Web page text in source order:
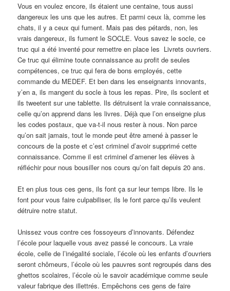
Vous en voulez encore, ils étaient une centaine, tous aussi
dangereux les uns que les autres. Et parmi ceux là, comme les
chats, il y a ceux qui fument. Mais pas des pétards, non, les
vrais dangereux, ils fument le SOCLE. Vous savez le socle, ce
truc qui a été inventé pour remettre en place les Livrets ouvriers.
Ce truc qui élimine toute connaissance au profit de seules
compétences, ce truc qui fera de bons employés, cette
commande du MEDEF. Et ben dans les enseignants innovants,
y’en a, ils mangent du socle à tous les repas. Pire, ils soclent et
ils tweetent sur une tablette. Ils détruisent la vraie connaissance,
celle qu’on apprend dans les livres. Déjà que l’on enseigne plus
les codes postaux, que va-t-il nous rester à nous. Non parce
qu’on sait jamais, tout le monde peut être amené à passer le
concours de la poste et c’est criminel d’avoir supprimé cette
connaissance. Comme il est criminel d’amener les élèves à
réfléchir pour nous bousiller nos cours qu’on fait depuis 20 ans.
Et en plus tous ces gens, ils font ça sur leur temps libre. Ils le
font pour vous faire culpabiliser, ils le font parce qu’ils veulent
détruire notre statut.
Unissez vous contre ces fossoyeurs d’innovants. Défendez
l’école pour laquelle vous avez passé le concours. La vraie
école, celle de l’inégalité sociale, l’école où les enfants d’ouvriers
seront chômeurs, l’école où les pauvres sont regroupés dans des
ghettos scolaires, l’école où le savoir académique comme seule
valeur fabrique des illettrés. Empêchons ces gens de faire